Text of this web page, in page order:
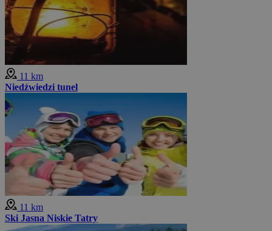
11 km
Niedźwiedzi tunel
11 km
Ski Jasna Niskie Tatry